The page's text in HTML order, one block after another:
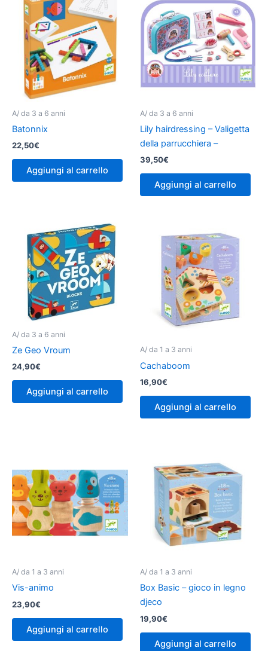
A/ da 3 a 6 anni
Batonnix
22,50€
Aggiungi al carrello
A/ da 3 a 6 anni
Lily hairdressing – Valigetta
della parrucchiera –
39,50€
Aggiungi al carrello
A/ da 3 a 6 anni
Ze Geo Vroum
24,90€
Aggiungi al carrello
A/ da 1 a 3 anni
Cachaboom
16,90€
Aggiungi al carrello
A/ da 1 a 3 anni
Vis-animo
23,90€
Aggiungi al carrello
A/ da 1 a 3 anni
Box Basic – gioco in legno
djeco
19,90€
Aggiungi al carrello